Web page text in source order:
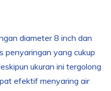
diameter 8 inch dan
penyaringan yang cukup
ukuran ini tergolong
efektif menyaring air